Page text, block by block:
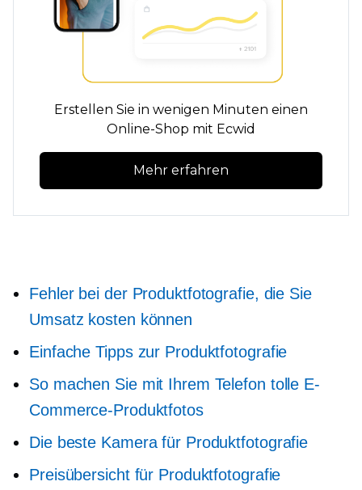
Erstellen Sie in wenigen Minuten einen
Online-Shop mit Ecwid
Mehr erfahren
Fehler bei der Produktfotografie, die Sie
Umsatz kosten können
Einfache Tipps zur Produktfotografie
So machen Sie mit Ihrem Telefon tolle E-
Commerce-Produktfotos
Die beste Kamera für Produktfotografie
Preisübersicht für Produktfotografie